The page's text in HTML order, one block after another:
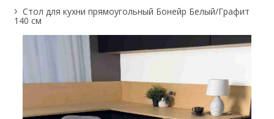
Стол для кухни прямоугольный Бонейр Белый/Графит
140 см